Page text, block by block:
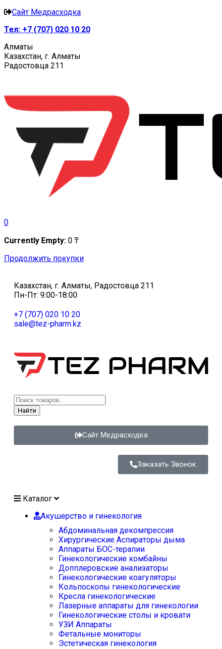
Сайт Медрасходка
Тел: +7 (707) 020 10 20
Алматы
Казахстан, г. Алматы
Радостовца 211
0
Currently Empty: 0 ₸
Продолжить покупки
Казахстан, г. Алматы, Радостовца 211
Пн-Пт: 9:00-18:00
+7 (707) 020 10 20
sale@tez-pharm.kz
Найти
Сайт Медрасходка
Заказать Звонок
Каталог
Акушерство и гинекология
Абдоминальная декомпрессия
Хирургические Аспираторы дыма
Аппараты БОС-терапии
Гинекологические комбайны
Допплеровские анализаторы
Гинекологические коагуляторы
Кольпоскопы гинекологические
Кресла гинекологические
Лазерные аппараты для гинекологии
Гинекологические столы и кровати
УЗИ Аппараты
Фетальные мониторы
Эстетическая гинекология